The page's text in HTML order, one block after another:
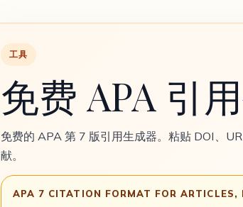
工具
免费 APA 引
免费的 APA 第 7 版引用生成器。粘贴 DOI、
献。
APA 7 CITATION FORMAT FOR